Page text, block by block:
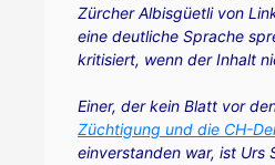
Zürcher Albisgüetli von
eine deutliche Sprache
kritisiert, wenn der Inhalt
Einer, der kein Blatt vor
Züchtigung und die CH-
einverstanden war, ist Urs